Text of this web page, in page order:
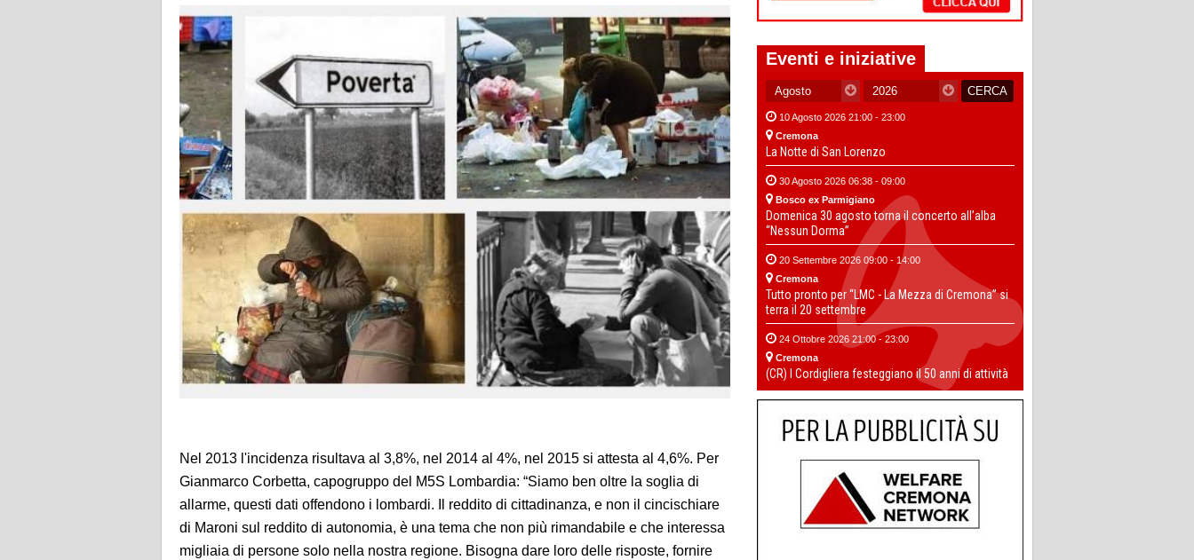
Nel 2013 l'incidenza risultava al 3,8%, nel 2014 al 4%, nel 2015 si attesta al 4,6%. Per
Gianmarco Corbetta, capogruppo del M5S Lombardia: “Siamo ben oltre la soglia di
allarme, questi dati offendono i lombardi. Il reddito di cittadinanza, e non il cincischiare
di Maroni sul reddito di autonomia, è una tema che non più rimandabile e che interessa
migliaia di persone solo nella nostra regione. Bisogna dare loro delle risposte, fornire
Eventi e iniziative
10 Agosto 2026 21:00 - 23:00
Cremona
La Notte di San Lorenzo
30 Agosto 2026 06:38 - 09:00
Bosco ex Parmigiano
Domenica 30 agosto torna il concerto all’alba
“Nessun Dorma”
20 Settembre 2026 09:00 - 14:00
Cremona
Tutto pronto per “LMC - La Mezza di Cremona” si
terra il 20 settembre
24 Ottobre 2026 21:00 - 23:00
Cremona
(CR) I Cordigliera festeggiano il 50 anni di attività